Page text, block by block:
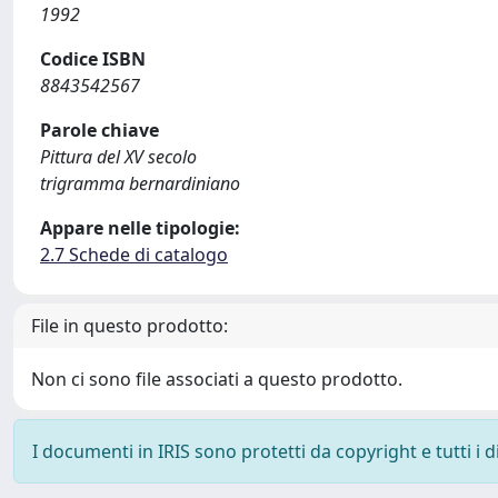
1992
Codice ISBN
8843542567
Parole chiave
Pittura del XV secolo
trigramma bernardiniano
Appare nelle tipologie:
2.7 Schede di catalogo
File in questo prodotto:
Non ci sono file associati a questo prodotto.
I documenti in IRIS sono protetti da copyright e tutti i